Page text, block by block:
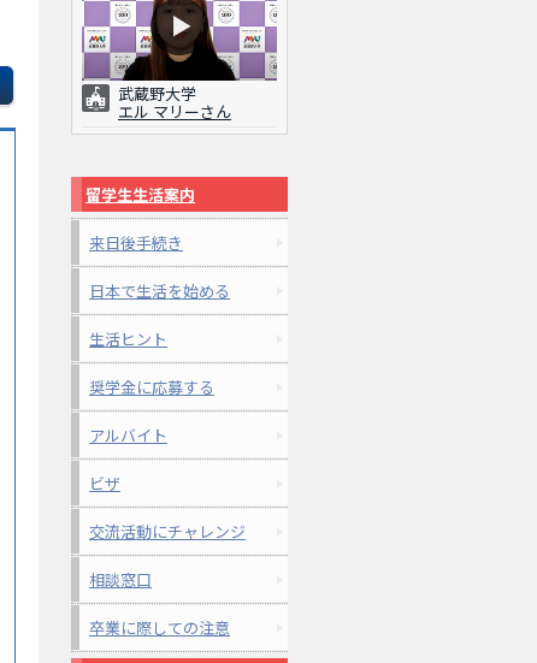
武蔵野大学
エル マリーさん
留学生生活案内
来日後手続き
日本で生活を始める
生活ヒント
奨学金に応募する
アルバイト
ビザ
交流活動にチャレンジ
相談窓口
卒業に際しての注意